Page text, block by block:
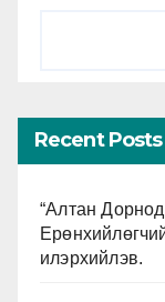
Recent Posts
“Алтан
илэрхийлэв.